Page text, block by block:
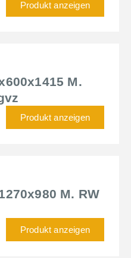
Produkt anzeigen
M.
Produkt anzeigen
M. RW
Produkt anzeigen